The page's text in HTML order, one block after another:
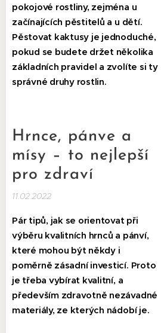
pokojové rostliny, zejména u
začínajících pěstitelů a u dětí.
Pěstovat kaktusy je jednoduché,
pokud se budete držet několika
základních pravidel a zvolíte si ty
správné druhy rostlin.
Hrnce, pánve a
mísy – to nejlepší
pro zdraví
11.02.2022
Pár tipů, jak se orientovat při
výběru kvalitních hrnců a pánví,
které mohou být někdy i
poměrně zásadní investicí. Proto
je třeba vybírat kvalitní, a
především zdravotně nezávadné
materiály, ze kterých nádobí je.